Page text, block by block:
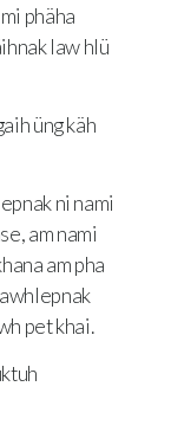
phäha
law hlü
üng käh
ni nami
am nami
am pha
pet khai.